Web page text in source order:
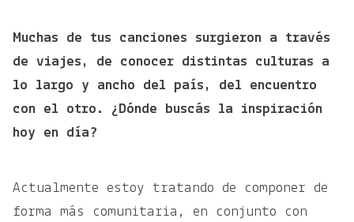
Muchas de tus canciones surgieron a través
de viajes, de conocer distintas culturas a
lo largo y ancho del país, del encuentro
con el otro. ¿Dónde buscás la inspiración
hoy en día?
Actualmente estoy tratando de componer de
forma más comunitaria, en conjunto con